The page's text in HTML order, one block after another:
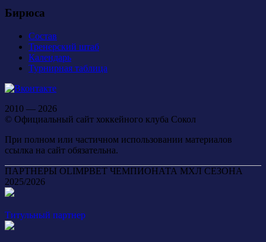
Бирюса
Состав
Тренерский штаб
Календарь
Турнирная таблица
2010 — 2026
© Официальный сайт хоккейного клуба Сокол
При полном или частичном использовании материалов
ссылка на сайт обязательна.
ПАРТНЕРЫ OLIMPBET ЧЕМПИОНАТА МХЛ СЕЗОНА
2025/2026
Титульный партнер